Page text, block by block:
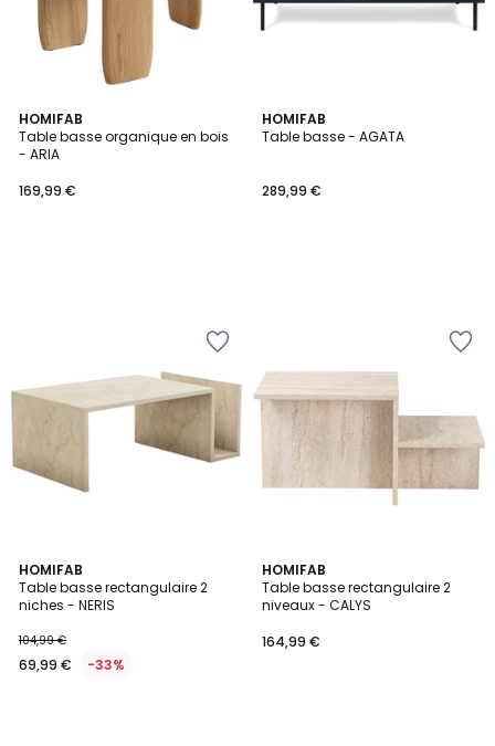
HOMIFAB
Table basse organique en bois
- ARIA
169,99 €
HOMIFAB
Table basse - AGATA
289,99 €
HOMIFAB
Table basse rectangulaire 2
niches - NERIS
104,99 €
69,99 € -33%
HOMIFAB
Table basse rectangulaire 2
niveaux - CALYS
164,99 €